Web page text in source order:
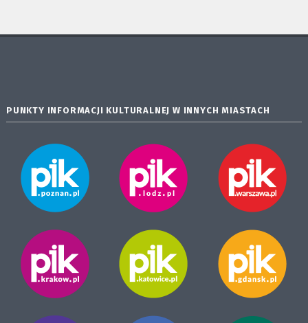
PUNKTY INFORMACJI KULTURALNEJ W INNYCH MIASTACH